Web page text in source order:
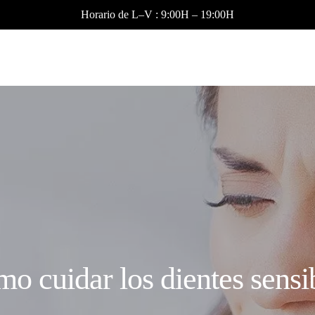
Horario de L–V : 9:00H – 19:00H
cuidar los dientes